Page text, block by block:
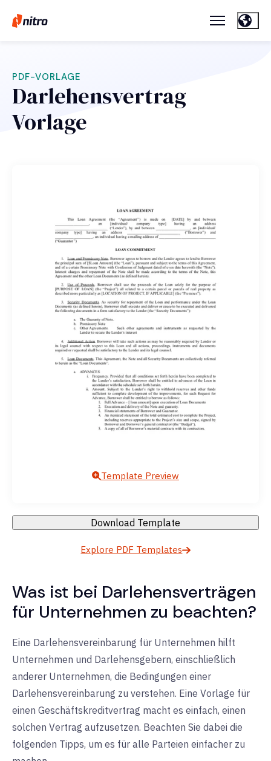
PDF-VORLAGE
Darlehensvertrag
Vorlage
Template Preview
Download Template
Explore PDF Templates
Was ist bei Darlehensverträgen
für Unternehmen zu beachten?
Eine Darlehensvereinbarung für Unternehmen hilft
Unternehmen und Darlehensgebern, einschließlich
anderer Unternehmen, die Bedingungen einer
Darlehensvereinbarung zu verstehen. Eine Vorlage für
einen Geschäftskreditvertrag macht es einfach, einen
solchen Vertrag aufzusetzen. Beachten Sie dabei die
folgenden Tipps, um es für alle Parteien einfacher zu